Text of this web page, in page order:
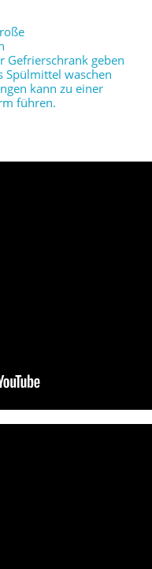
Gefrierschrank geben
Spülmittel waschen
kann zu einer
führen.